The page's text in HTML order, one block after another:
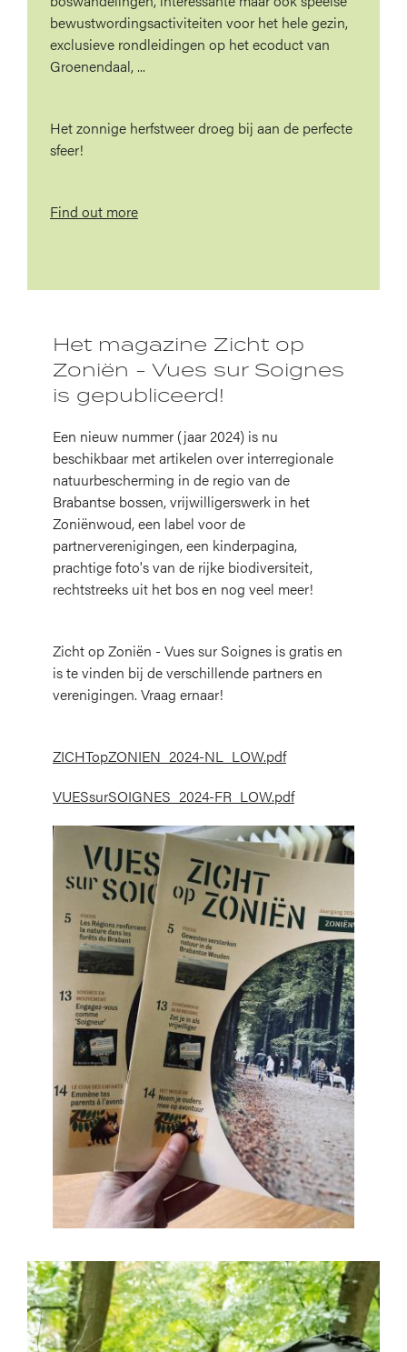
bewustwordingsactiviteiten voor het hele gezin,
exclusieve rondleidingen op het ecoduct van
Groenendaal, ...
Het zonnige herfstweer droeg bij aan de perfecte
sfeer!
Find out more
Het magazine Zicht op
Zoniën - Vues sur Soignes
is gepubliceerd!
Een nieuw nummer (jaar 2024) is nu
beschikbaar met artikelen over interregionale
natuurbescherming in de regio van de
Brabantse bossen, vrijwilligerswerk in het
Zoniënwoud, een label voor de
partnerverenigingen, een kinderpagina,
prachtige foto's van de rijke biodiversiteit,
rechtstreeks uit het bos en nog veel meer!
Zicht op Zoniën - Vues sur Soignes is gratis en
is te vinden bij de verschillende partners en
verenigingen. Vraag ernaar!
ZICHTopZONIEN_2024-NL_LOW.pdf
VUESsurSOIGNES_2024-FR_LOW.pdf
Afbeelding
Afbeelding